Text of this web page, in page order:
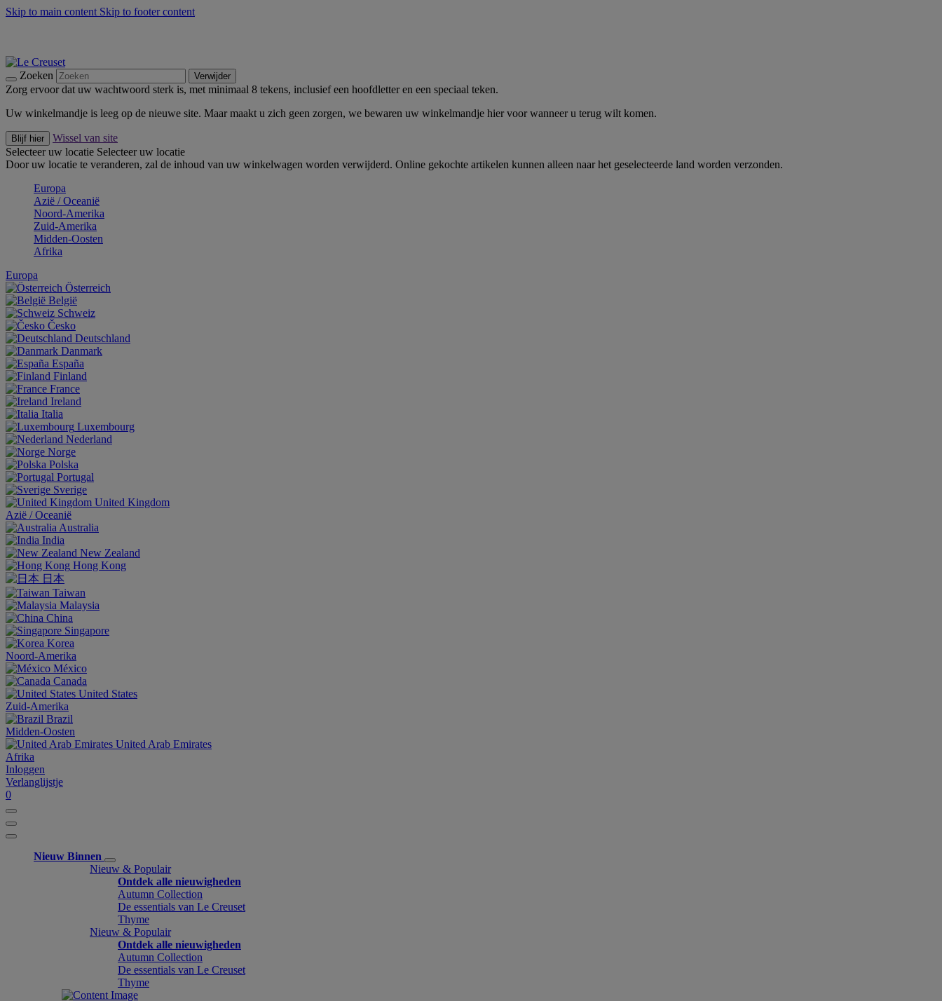
Skip to main content Skip to footer content
Zoeken Verwijder
Zorg ervoor dat uw wachtwoord sterk is, met minimaal 8 tekens, inclusief een hoofdletter en een speciaal teken.
Uw winkelmandje is leeg op de nieuwe site. Maar maakt u zich geen zorgen, we bewaren uw winkelmandje hier voor wanneer u terug wilt komen.
Blijf hier
Wissel van site
Selecteer uw locatie Selecteer uw locatie
Door uw locatie te veranderen, zal de inhoud van uw winkelwagen worden verwijderd. Online gekochte artikelen kunnen alleen naar het geselecteerde land worden verzonden.
Europa
Aziё / Oceaniё
Noord-Amerika
Zuid-Amerika
Midden-Oosten
Afrika
Europa
Österreich
België
Schweiz
Česko
Deutschland
Danmark
España
Finland
France
Ireland
Italia
Luxembourg
Nederland
Norge
Polska
Portugal
Sverige
United Kingdom
Aziё / Oceaniё
Australia
India
New Zealand
Hong Kong
日本
Taiwan
Malaysia
China
Singapore
Korea
Noord-Amerika
México
Canada
United States
Zuid-Amerika
Brazil
Midden-Oosten
United Arab Emirates
Afrika
Inloggen
Verlanglijstje
0
Nieuw Binnen
Nieuw & Populair
Ontdek alle nieuwigheden
Autumn Collection
De essentials van Le Creuset
Thyme
Nieuw & Populair
Ontdek alle nieuwigheden
Autumn Collection
De essentials van Le Creuset
Thyme